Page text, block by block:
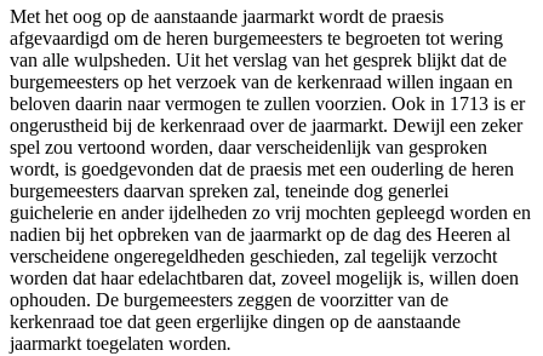
Met het oog op de aanstaande jaarmarkt wordt de praesis
afgevaardigd om de heren burgemeesters te begroeten tot wering
van alle wulpsheden. Uit het verslag van het gesprek blijkt dat de
burgemeesters op het verzoek van de kerkenraad willen ingaan en
beloven daarin naar vermogen te zullen voorzien. Ook in 1713 is er
ongerustheid bij de kerkenraad over de jaarmarkt. Dewijl een zeker
spel zou vertoond worden, daar verscheidenlijk van gesproken
wordt, is goedgevonden dat de praesis met een ouderling de heren
burgemeesters daarvan spreken zal, teneinde dog generlei
guichelerie en ander ijdelheden zo vrij mochten gepleegd worden en
nadien bij het opbreken van de jaarmarkt op de dag des Heeren al
verscheidene ongeregeldheden geschieden, zal tegelijk verzocht
worden dat haar edelachtbaren dat, zoveel mogelijk is, willen doen
ophouden. De burgemeesters zeggen de voorzitter van de
kerkenraad toe dat geen ergerlijke dingen op de aanstaande
jaarmarkt toegelaten worden.